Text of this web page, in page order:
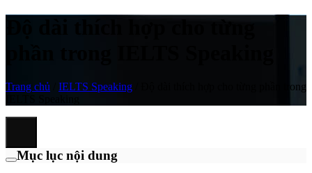
Độ dài thích hợp cho từng
Trang chủ IELTS Speaking
Độ dài thích hợp cho từng phần trong
Mục lục nội dung